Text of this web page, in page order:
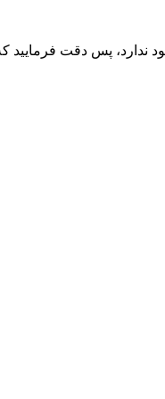
پس دقت فرمایید